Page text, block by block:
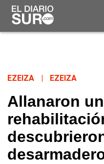
EZEIZA EZEIZA
Allanaron